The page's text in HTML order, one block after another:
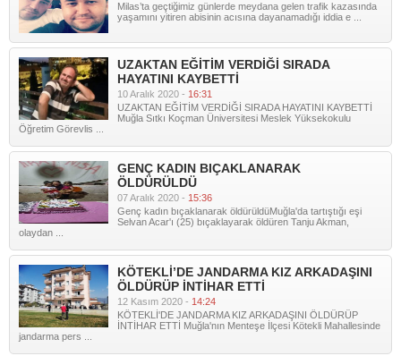
Milas’ta geçtiğimiz günlerde meydana gelen trafik kazasında
yaşamını yitiren abisinin acısına dayanamadığı iddia e ...
UZAKTAN EĞİTİM VERDİĞİ SIRADA
HAYATINI KAYBETTİ
10 Aralık 2020 - 16:31
UZAKTAN EĞİTİM VERDİĞİ SIRADA HAYATINI KAYBETTİ
Muğla Sıtkı Koçman Üniversitesi Meslek Yüksekokulu
Öğretim Görevlis ...
GENÇ KADIN BIÇAKLANARAK
ÖLDÜRÜLDÜ
07 Aralık 2020 - 15:36
Genç kadın bıçaklanarak öldürüldüMuğla'da tartıştığı eşi
Selvan Acar'ı (25) bıçaklayarak öldüren Tanju Akman,
olaydan ...
KÖTEKLİ’DE JANDARMA KIZ ARKADAŞINI
ÖLDÜRÜP İNTİHAR ETTİ
12 Kasım 2020 - 14:24
KÖTEKLİ'DE JANDARMA KIZ ARKADAŞINI ÖLDÜRÜP
İNTİHAR ETTİ Muğla'nın Menteşe İlçesi Kötekli Mahallesinde
jandarma pers ...